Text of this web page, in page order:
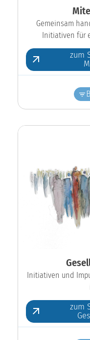
Gemeinsam
Initiativen für
zum
Initiativen und
zum